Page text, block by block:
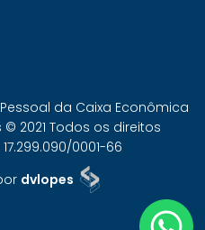
da Caixa Econômica
2021 Todos os direitos
0001-66
dvlopes